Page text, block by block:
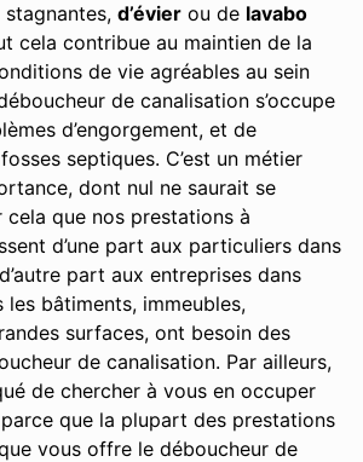
stagnantes, d’évier ou de lavabo
cela contribue au maintien de la
de vie agréables au sein
de canalisation s’occupe
d’engorgement, et de
septiques. C’est un métier
dont nul ne saurait se
cela que nos prestations à
d’une part aux particuliers dans
part aux entreprises dans
les bâtiments, immeubles,
surfaces, ont besoin des
de canalisation. Par ailleurs,
de chercher à vous en occuper
que la plupart des prestations
vous offre le déboucheur de